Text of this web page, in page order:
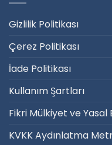
Gizlilik Politikası
Çerez Politikası
İade Politikası
Kullanım Şartları
Fikri Mülkiyet ve
KVKK Aydınlatma